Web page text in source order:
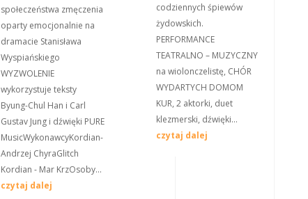
społeczeństwa zmęczenia
oparty emocjonalnie na
dramacie Stanisława
Wyspiańskiego
WYZWOLENIE
wykorzystuje teksty
Byung-Chul Han i Carl
Gustav Jung i dźwięki PURE
MusicWykonawcyKordian-
Andrzej ChyraGlitch
Kordian - Mar KrzOsoby...
czytaj dalej
codziennych śpiewów
żydowskich.
PERFORMANCE
TEATRALNO – MUZYCZNY
na wiolonczelistę, CHÓR
WYDARTYCH DOMOM
KUR, 2 aktorki, duet
klezmerski, dźwięki...
czytaj dalej